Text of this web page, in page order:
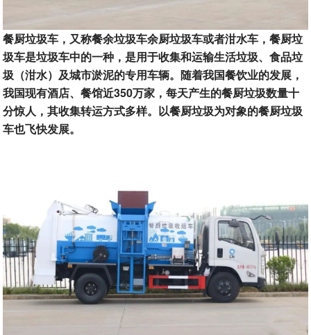
餐厨垃圾车，又称餐余垃圾车余厨垃圾车或者泔水车，餐厨垃
圾车是垃圾车中的一种，是用于收集和运输生活垃圾、食品垃
圾（泔水）及城市淤泥的专用车辆。随着我国餐饮业的发展，
我国现有酒店、餐馆近350万家，每天产生的餐厨垃圾数量十
分惊人，其收集转运方式多样。以餐厨垃圾为对象的餐厨垃圾
车也飞快发展。